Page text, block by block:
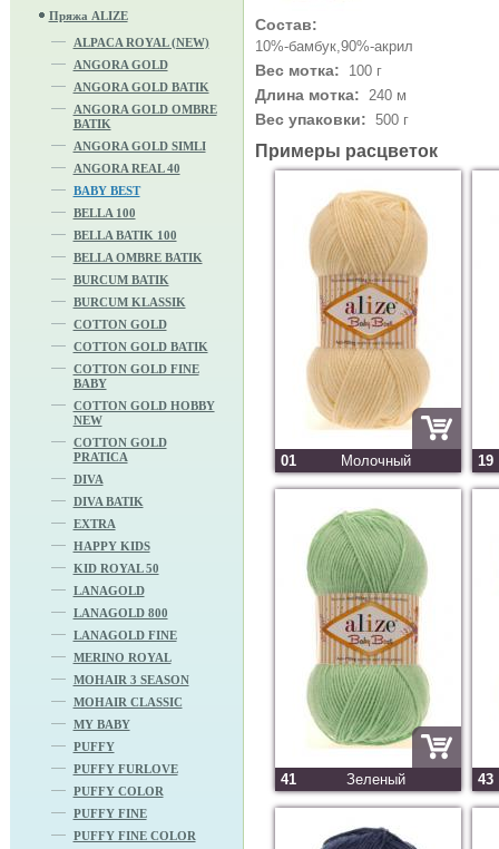
Пряжа ALIZE
ALPACA ROYAL (NEW)
ANGORA GOLD
ANGORA GOLD BATIK
ANGORA GOLD OMBRE
BATIK
ANGORA GOLD SIMLI
ANGORA REAL 40
BABY BEST
BELLA 100
BELLA BATIK 100
BELLA OMBRE BATIK
BURCUM BATIK
BURCUM KLASSIK
COTTON GOLD
COTTON GOLD BATIK
COTTON GOLD FINE
BABY
COTTON GOLD HOBBY
NEW
COTTON GOLD
PRATICA
DIVA
DIVA BATIK
EXTRA
HAPPY KIDS
KID ROYAL 50
LANAGOLD
LANAGOLD 800
LANAGOLD FINE
MERINO ROYAL
MOHAIR 3 SEASON
MOHAIR CLASSIC
MY BABY
PUFFY
PUFFY FURLOVE
PUFFY COLOR
PUFFY FINE
PUFFY FINE COLOR
Состав:
10%-бамбук,90%-акрил
Вес мотка: 100 г
Длина мотка: 240 м
Вес упаковки: 500 г
Примеры расцветок
01 Молочный 19
41 Зеленый 43